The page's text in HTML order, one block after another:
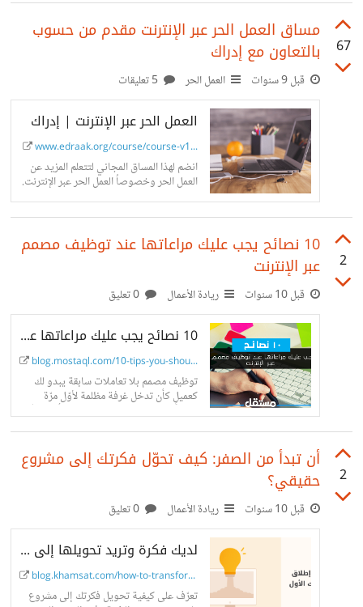
67
مساق العمل الحر عبر الإنترنت مقدم من حسوب
بالتعاون مع إدراك
قبل 9 سنوات العمل الحر
العمل الحر عبر الإنترنت | إدراك
www.edraak.org/course/course-v1...
انضم لهذا المساق المجاني لتتعلم المزيد عن
العمل الحر وخصوصاُ العمل الحر عبر الإنترنت.
2
10 نصائح يجب عليك مراعاتها عند توظيف مصمم
عبر الإنترنت
قبل 10 سنوات ريادة الأعمال
10 نصائح يجب عليك مراعاتها عند توظيف مصمم عبر الإنترنت | مدونة مستقل
blog.mostaql.com/10-tips-you-shou...
توظيف مصمم بلا تعاملات سابقة يبدو لك
كعميلٍ كأن تدخل غرفة مظلمة لأوّل مرّة
وتكتشفها بنفسك. لكنّ من الضروريّ أن تتذكّر
2
أن تبدأ من الصفر: كيف تحوّل فكرتك إلى مشروع
حقيقي؟
قبل 10 سنوات ريادة الأعمال
لديك فكرة وتريد تحويلها إلى مشروع ناجح؟
blog.khamsat.com/how-to-transform...
تعرّف على كيفية تحويل فكرتك إلى مشروع